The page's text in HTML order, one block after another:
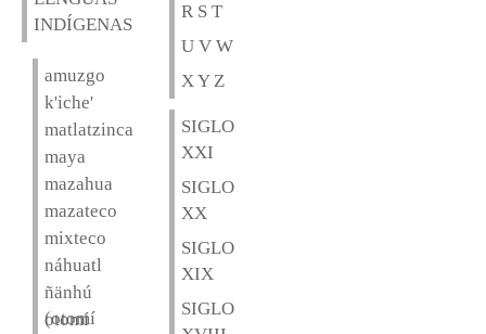
INDÍGENAS
amuzgo
k'iche'
matlatzinca
maya
mazahua
mazateco
mixteco
náhuatl
ñänhú
(otomí
otomí
R S T
U V W
X Y Z
SIGLO
XXI
SIGLO
XX
SIGLO
XIX
SIGLO